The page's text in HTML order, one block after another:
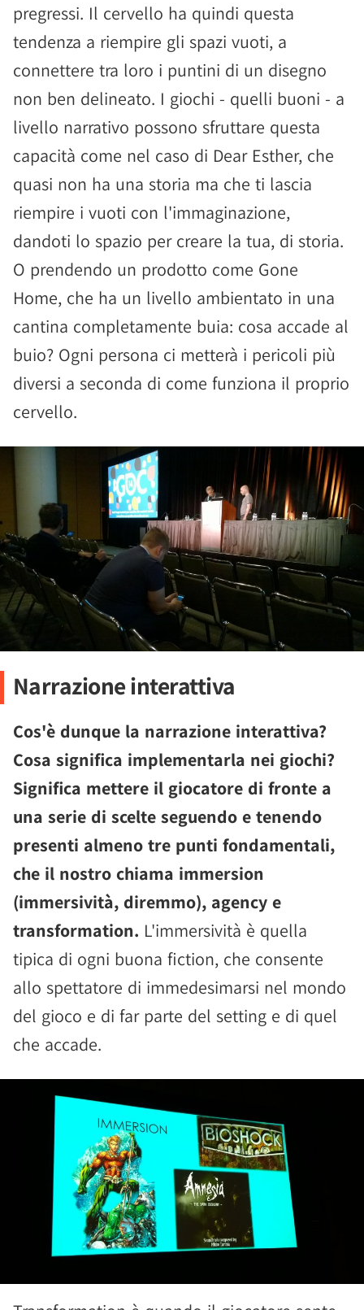
pregressi. Il cervello ha quindi questa
tendenza a riempire gli spazi vuoti, a
connettere tra loro i puntini di un disegno
non ben delineato. I giochi - quelli buoni - a
livello narrativo possono sfruttare questa
capacità come nel caso di Dear Esther, che
quasi non ha una storia ma che ti lascia
riempire i vuoti con l'immaginazione,
dandoti lo spazio per creare la tua, di storia.
O prendendo un prodotto come Gone
Home, che ha un livello ambientato in una
cantina completamente buia: cosa accade al
buio? Ogni persona ci metterà i pericoli più
diversi a seconda di come funziona il proprio
cervello.
Narrazione interattiva
Cos'è dunque la narrazione interattiva?
Cosa significa implementarla nei giochi?
Significa mettere il giocatore di fronte a
una serie di scelte seguendo e tenendo
presenti almeno tre punti fondamentali,
che il nostro chiama immersion
(immersività, diremmo), agency e
transformation. L'immersività è quella
tipica di ogni buona fiction, che consente
allo spettatore di immedesimarsi nel mondo
del gioco e di far parte del setting e di quel
che accade.